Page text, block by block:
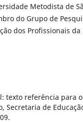
Metodista de
do Grupo de
dos Profissionais da
texto referência para
Secretaria de